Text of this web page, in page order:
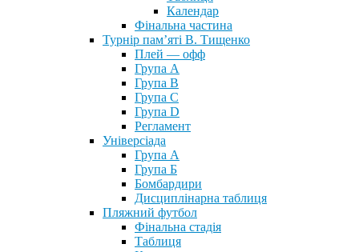
Календар
Фінальна частина
Турнір пам’яті В. Тищенко
Плей — офф
Група А
Група B
Група С
Група D
Регламент
Універсіада
Група А
Група Б
Бомбардири
Дисциплінарна таблиця
Пляжний футбол
Фінальна стадія
Таблиця